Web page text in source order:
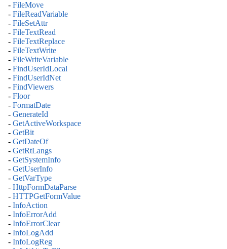
- FileMove
- FileReadVariable
- FileSetAttr
- FileTextRead
- FileTextReplace
- FileTextWrite
- FileWriteVariable
- FindUserIdLocal
- FindUserIdNet
- FindViewers
- Floor
- FormatDate
- GenerateId
- GetActiveWorkspace
- GetBit
- GetDateOf
- GetRtLangs
- GetSystemInfo
- GetUserInfo
- GetVarType
- HttpFormDataParse
- HTTPGetFormValue
- InfoAction
- InfoErrorAdd
- InfoErrorClear
- InfoLogAdd
- InfoLogReg